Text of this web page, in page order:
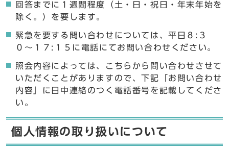
回答までに１週間程度（土・日・祝日・年末年始を
除く。）を要します。
緊急を要する問い合わせについては、平日８:３
０〜１７:１５に電話にてお問い合わせください。
照会内容によっては、こちらから問い合わせさせて
いただくことがありますので、下記「お問い合わせ
内容」に日中連絡のつく電話番号を記載してくださ
い。
個人情報の取り扱いについて